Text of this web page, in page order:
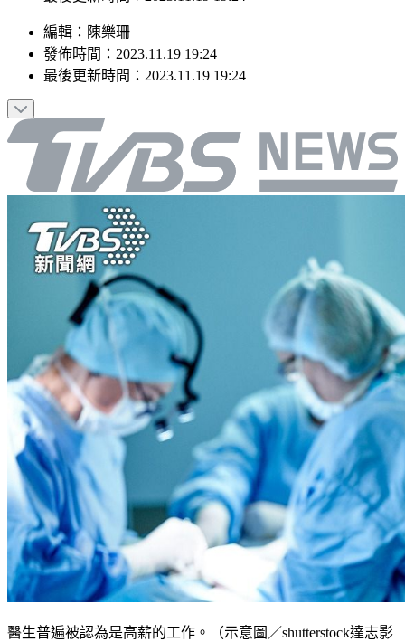
發佈時間：2023.11.19 19:24
最後更新時間：2023.11.19 19:24
像）